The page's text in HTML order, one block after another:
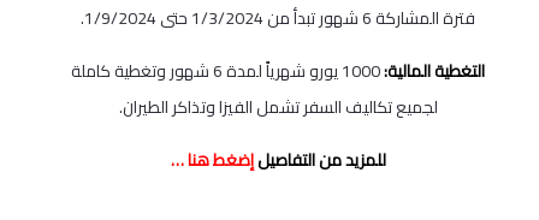
فترة المشاركة 6 شهور تبدأ من 1/3/2024 حتى 1/9/2024.
التغطية المالية:
1000 يورو شهرياً لمدة 6 شهور وتغطية كاملة
لجميع تكاليف السفر تشمل الفيزا وتذاكر الطيران.
للمزيد من التفاصيلإضغط هنا …